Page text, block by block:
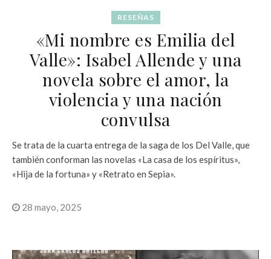
RESEÑAS
«Mi nombre es Emilia del
Valle»: Isabel Allende y una
novela sobre el amor, la
violencia y una nación
convulsa
Se trata de la cuarta entrega de la saga de los Del Valle, que
también conforman las novelas «La casa de los espíritus»,
«Hija de la fortuna» y «Retrato en Sepia».
28 mayo, 2025